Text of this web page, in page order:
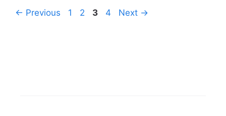
← Previous Page
1 Page
2 Page
3 Page
4 Next →